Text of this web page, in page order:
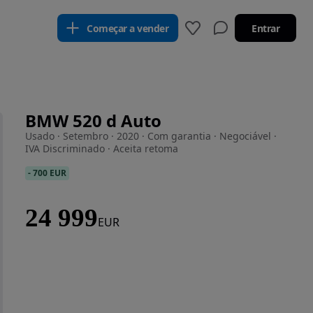
Começar a vender Entrar
BMW 520 d Auto
Usado · Setembro · 2020 · Com garantia · Negociável ·
IVA Discriminado · Aceita retoma
-700 EUR
24 999EUR